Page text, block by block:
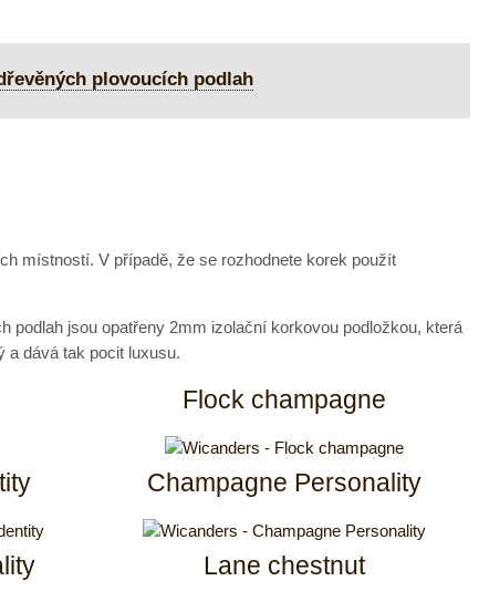
plovoucích podlah
místností. V případě, že se rozhodnete korek použít
jsou opatřeny 2mm izolační korkovou podložkou, která
a dává tak pocit luxusu.
Flock champagne
Champagne Personality
Lane chestnut